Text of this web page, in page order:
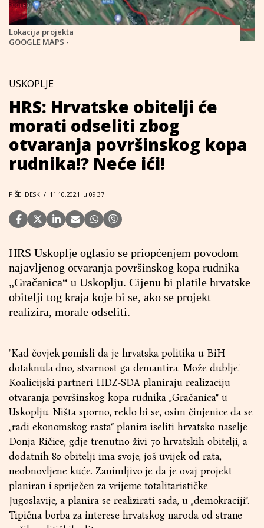
Lokacija projekta
GOOGLE MAPS -
USKOPLJE
HRS: Hrvatske obitelji će
morati odseliti zbog
otvaranja površinskog kopa
rudnika!? Neće ići!
PIŠE: DESK / 11.10.2021. u 09:37
HRS Uskoplje oglasio se priopćenjem povodom
najavljenog otvaranja površinskog kopa rudnika
„Gračanica“ u Uskoplju. Cijenu bi platile hrvatske
obitelji tog kraja koje bi se, ako se projekt
realizira, morale odseliti.
"Kad čovjek pomisli da je hrvatska politika u BiH
dotaknula dno, stvarnost ga demantira. Može dublje!
Koalicijski partneri HDZ-SDA planiraju realizaciju
otvaranja površinskog kopa rudnika „Gračanica“ u
Uskoplju. Ništa sporno, reklo bi se, osim činjenice da se
„radi ekonomskog rasta“ planira iseliti hrvatsko naselje
Donja Ričice, gdje trenutno živi 70 hrvatskih obitelji, a
dodatnih 80 obitelji ima svoje, još uvijek od rata,
neobnovljene kuće. Zanimljivo je da je ovaj projekt
planiran i spriječen za vrijeme totalitarističke
Jugoslavije, a planira se realizirati sada, u „demokraciji“.
Tipična borba za interese hrvatskog naroda od strane